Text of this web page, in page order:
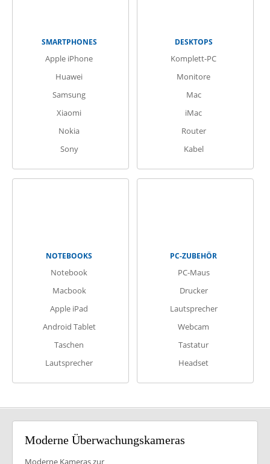
SMARTPHONES
Apple iPhone
Huawei
Samsung
Xiaomi
Nokia
Sony
DESKTOPS
Komplett-PC
Monitore
Mac
iMac
Router
Kabel
NOTEBOOKS
Notebook
Macbook
Apple iPad
Android Tablet
Taschen
Lautsprecher
PC-ZUBEHÖR
PC-Maus
Drucker
Lautsprecher
Webcam
Tastatur
Headset
Moderne Überwachungskameras
Moderne Kameras zur